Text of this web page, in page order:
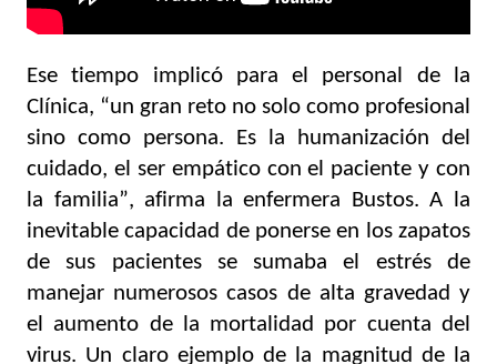
Ese tiempo implicó para el personal de la
Clínica, “un gran reto no solo como profesional
sino como persona. Es la humanización del
cuidado, el ser empático con el paciente y con
la familia”, afirma la enfermera Bustos. A la
inevitable capacidad de ponerse en los zapatos
de sus pacientes se sumaba el estrés de
manejar numerosos casos de alta gravedad y
el aumento de la mortalidad por cuenta del
virus. Un claro ejemplo de la magnitud de la